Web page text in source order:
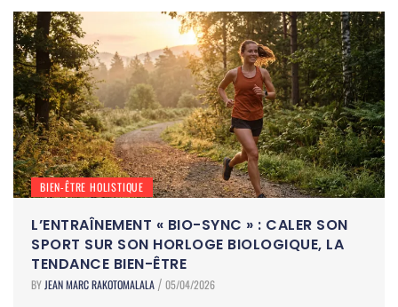
BIEN-ÊTRE HOLISTIQUE
L’ENTRAÎNEMENT « BIO-SYNC » : CALER SON
SPORT SUR SON HORLOGE BIOLOGIQUE, LA
TENDANCE BIEN-ÊTRE
BY JEAN MARC RAKOTOMALALA / 05/04/2026